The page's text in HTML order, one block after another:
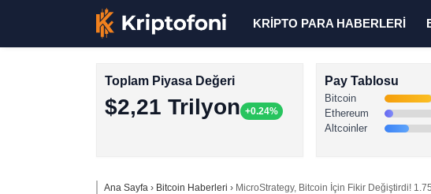
KRİPTO PARA HABERLERİ
Toplam Piyasa Değeri
$2,21 Trilyon +0.24%
Pay Tablosu
Bitcoin
Ethereum
Altcoinler
Ana Sayfa › Bitcoin Haberleri › MicroStrategy, Bitcoin İçin Fikir Değiştirdi!